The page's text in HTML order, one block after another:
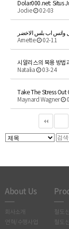
Dolar000.net: Situs
Jodie
02-03
Arnette
02-11
시알리스의 복용 방법
Natalia
03-24
Take The Stress Out
Maynard Wagner
About Us
회사소개
연혁/수행사업
철도
철도